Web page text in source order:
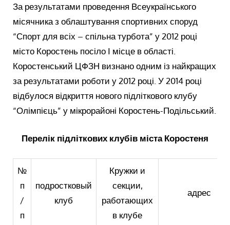
За результатами проведення Всеукраїнського
місячника з облаштування спортивних споруд
“Спорт для всіх – спільна турбота” у 2012 році
місто Коростень посіло І місце в області.
Коростенський ЦФЗН визнано одним із найкращих
за результатами роботи у 2012 році. У 2014 році
відбулося відкриття нового підліткового клубу
“Олімпієць” у мікрорайоні Коростень-Подільський.
Перелік підліткових клубів міста Коростеня
№
п
/
п
подростковый
клуб
Кружки и
секции,
работающих
в клубе
адрес